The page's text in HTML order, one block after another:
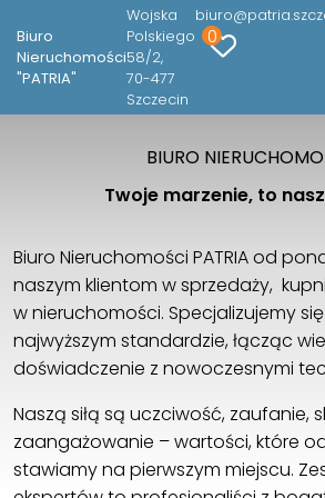
Biuro
Nieruchomości
"PATRIA"
Wojska
Polskiego
58/2
70-477
Szczecin
0
BIURO
Twoje marzenie, to
Biuro Nieruchomości PATRIA od
naszym klientom w sprzedaży,
w nieruchomości. Specjalizujemy
najwyższym standardzie, łącząc
doświadczenie z nowoczesnymi
Naszą siłą są uczciwość, zaufanie,
zaangażowanie – wartości, które
stawiamy na pierwszym miejscu.